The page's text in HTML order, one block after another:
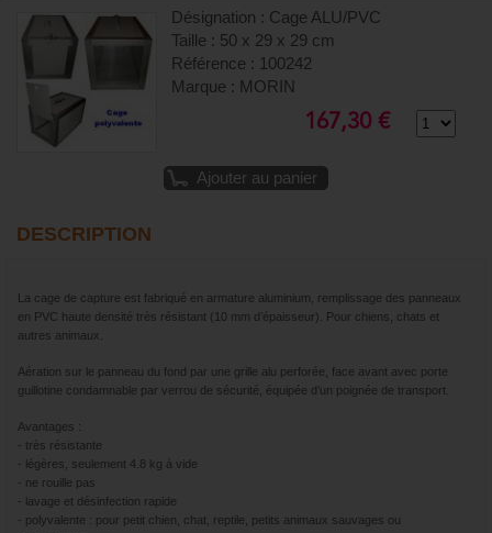
Désignation : Cage ALU/PVC
Taille : 50 x 29 x 29 cm
Référence : 100242
Marque : MORIN
167,30 €
Ajouter au panier
DESCRIPTION
La cage de capture est fabriqué en armature aluminium, remplissage des panneaux
en PVC haute densité très résistant (10 mm d’épaisseur). Pour chiens, chats et
autres animaux.
Aération sur le panneau du fond par une grille alu perforée, face avant avec porte
guillotine condamnable par verrou de sécurité, équipée d’un poignée de transport.
Avantages :
- très résistante
- légères, seulement 4.8 kg à vide
- ne rouille pas
- lavage et désinfection rapide
- polyvalente : pour petit chien, chat, reptile, petits animaux sauvages ou